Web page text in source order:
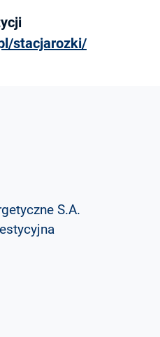
stacjarozki/
S.A.